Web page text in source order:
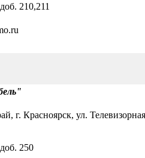
210,211
г. Красноярск, ул.
250